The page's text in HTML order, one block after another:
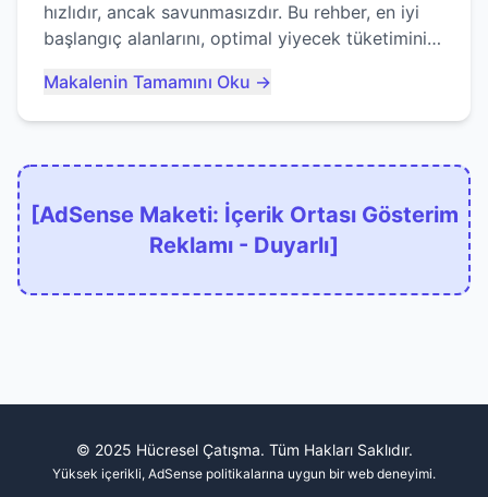
hızlıdır, ancak savunmasızdır. Bu rehber, en iyi
başlangıç alanlarını, optimal yiyecek tüketimini
kaçınacağınızı anlatıyor...
Makalenin Tamamını Oku →
[AdSense Maketi: İçerik Ortası Gösterim
Reklamı - Duyarlı]
© 2025 Hücresel Çatışma. Tüm Hakları Saklıdır.
Yüksek içerikli, AdSense politikalarına uygun bir web deneyimi.